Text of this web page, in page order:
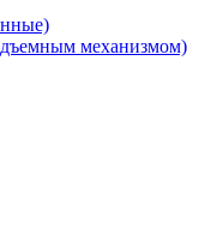
механизмом)